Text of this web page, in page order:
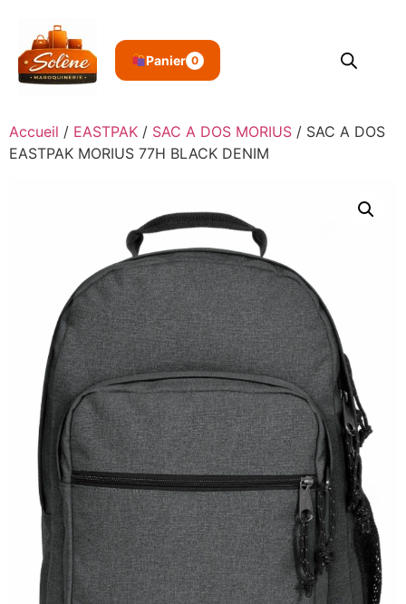
Panier 0
Accueil / EASTPAK / SAC A DOS MORIUS / SAC A DOS
EASTPAK MORIUS 77H BLACK DENIM